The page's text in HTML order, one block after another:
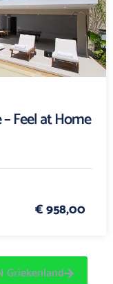
Feel at Home
€ 958,00
Griekenland